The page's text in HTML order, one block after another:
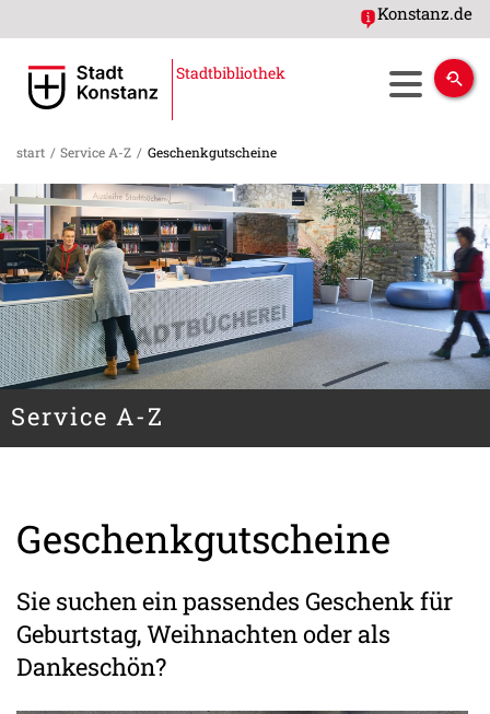
Konstanz.de
Stadtbibliothek
start / Service A-Z / Geschenkgutscheine
Service A-Z
Geschenkgutscheine
Sie suchen ein passendes Geschenk für
Geburtstag, Weihnachten oder als
Dankeschön?